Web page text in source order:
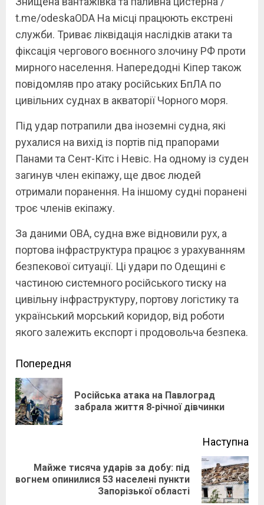
t.me/odeskaODA На місці працюють екстрені
служби. Триває ліквідація наслідків атаки та
фіксація чергового воєнного злочину РФ проти
мирного населення. Напередодні Кіпер також
повідомляв про атаку російських БпЛА по
цивільних суднах в акваторії Чорного моря.
Під удар потрапили два іноземні судна, які
рухалися на вихід із портів під прапорами
Панами та Сент-Кітс і Невіс. На одному із суден
загинув член екіпажу, ще двоє людей
отримали поранення. На іншому судні поранені
троє членів екіпажу.
За даними ОВА, судна вже відновили рух, а
портова інфраструктура працює з урахуванням
безпекової ситуації. Ці удари по Одещині є
частиною системного російського тиску на
цивільну інфраструктуру, портову логістику та
український морський коридор, від роботи
якого залежить експорт і продовольча безпека.
Continue
Reading
Попередня
Російська атака на Павлоград
забрала життя 8-річної дівчинки
Наступна
Next
Майже тисяча ударів за добу: під
вогнем опинилися 53 населені пункти
Запорізької області